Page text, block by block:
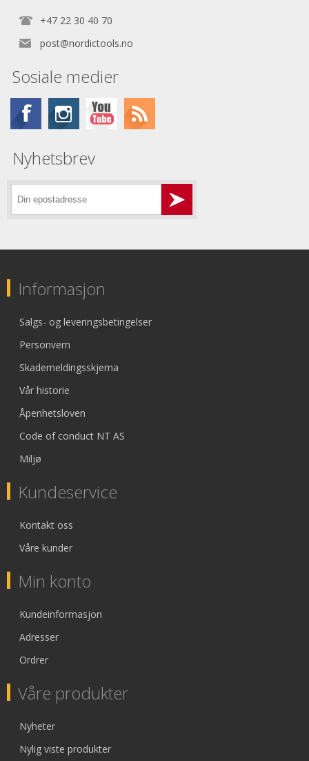
+47 22 30 40 70
post@nordictools.no
Sosiale medier
Nyhetsbrev
Informasjon
Salgs- og leveringsbetingelser
Personvern
Skademeldingsskjema
Vår historie
Åpenhetsloven
Code of conduct NT AS
Miljø
Kundeservice
Kontakt oss
Våre kunder
Min konto
Kundeinformasjon
Adresser
Ordrer
Våre produkter
Nyheter
Nylig viste produkter